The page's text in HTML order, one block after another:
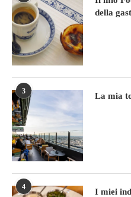
della
3
La mia
4
I miei